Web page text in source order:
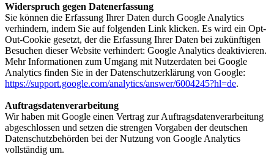
Widerspruch gegen Datenerfassung
Sie können die Erfassung Ihrer Daten durch Google Analytics
verhindern, indem Sie auf folgenden Link klicken. Es wird ein Opt-
Out-Cookie gesetzt, der die Erfassung Ihrer Daten bei zukünftigen
Besuchen dieser Website verhindert: Google Analytics deaktivieren.
Mehr Informationen zum Umgang mit Nutzerdaten bei Google
Analytics finden Sie in der Datenschutzerklärung von Google:
https://support.google.com/analytics/answer/6004245?hl=de.
Auftragsdatenverarbeitung
Wir haben mit Google einen Vertrag zur Auftragsdatenverarbeitung
abgeschlossen und setzen die strengen Vorgaben der deutschen
Datenschutzbehörden bei der Nutzung von Google Analytics
vollständig um.